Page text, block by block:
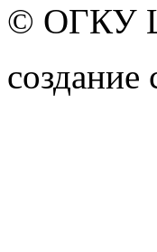
© ОГКУ
создание